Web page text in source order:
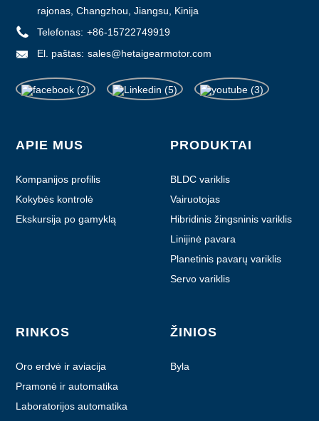
rajonas, Changzhou, Jiangsu, Kinija
Telefonas: +86-15722749919
El. paštas: sales@hetaigearmotor.com
APIE MUS
Kompanijos profilis
Kokybės kontrolė
Ekskursija po gamyklą
PRODUKTAI
BLDC variklis
Vairuotojas
Hibridinis žingsninis variklis
Linijinė pavara
Planetinis pavarų variklis
Servo variklis
RINKOS
Oro erdvė ir aviacija
Pramonė ir automatika
Laboratorijos automatika
ŽINIOS
Byla